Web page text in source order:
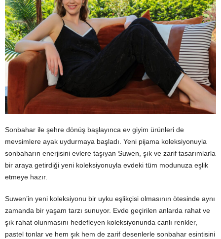
Sonbahar ile şehre dönüş başlayınca ev giyim ürünleri de
mevsimlere ayak uydurmaya başladı. Yeni pijama koleksiyonuyla
sonbaharın enerjisini evlere taşıyan Suwen, şık ve zarif tasarımlarla
bir araya getirdiği yeni koleksiyonuyla evdeki tüm modunuza eşlik
etmeye hazır.
Suwen’in yeni koleksiyonu bir uyku eşlikçisi olmasının ötesinde aynı
zamanda bir yaşam tarzı sunuyor. Evde geçirilen anlarda rahat ve
şık rahat olunmasını hedefleyen koleksiyonunda canlı renkler,
pastel tonlar ve hem şık hem de zarif desenlerle sonbahar esintisini